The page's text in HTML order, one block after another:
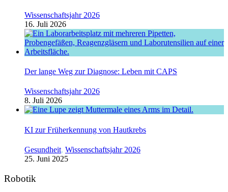
Wissenschaftsjahr 2026
16. Juli 2026
Der lange Weg zur Diagnose: Leben mit CAPS
Wissenschaftsjahr 2026
8. Juli 2026
KI zur Früherkennung von Hautkrebs
Gesundheit, Wissenschaftsjahr 2026
25. Juni 2025
Robotik